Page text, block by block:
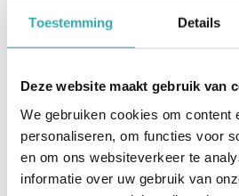
Toestemming Details
Deze website maakt gebruik van
We gebruiken cookies om content
personaliseren, om functies voor
en om ons websiteverkeer te
informatie over uw gebruik van
verbeteren de
samenwerking tussen Bovertis
geoptimaliseerde self-service
vraag maatwerk aan